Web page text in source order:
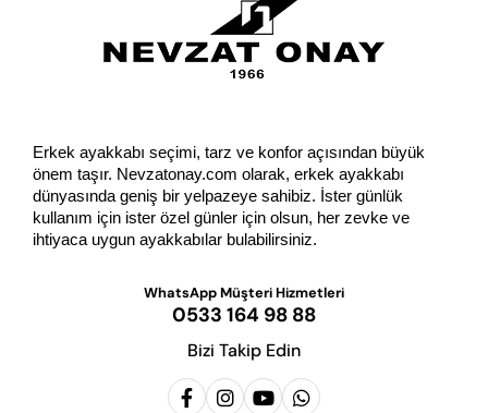
Erkek ayakkabı seçimi, tarz ve konfor açısından büyük
önem taşır. Nevzatonay.com olarak, erkek ayakkabı
dünyasında geniş bir yelpazeye sahibiz. İster günlük
kullanım için ister özel günler için olsun, her zevke ve
ihtiyaca uygun ayakkabılar bulabilirsiniz.
WhatsApp Müşteri Hizmetleri
0533 164 98 88
Bizi Takip Edin